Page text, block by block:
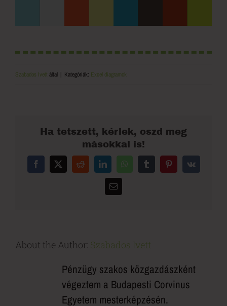
Szabados Ivett által | Kategóriák: Excel diagramok
Ha tetszett, kérlek, oszd meg
másokkal is!
Facebook
X RedditLinkedInWhatsAppTumblrPinterest
Vk
Email:
About the Author: Szabados Ivett
Pénzügy szakos közgazdászként
végeztem a Budapesti Corvinus
Egyetem mesterképzésén.